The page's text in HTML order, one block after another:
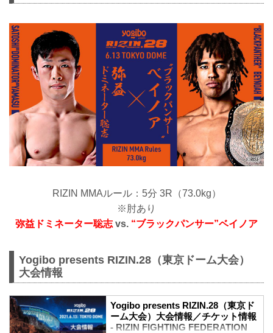
RIZIN MMAルール：5分 3R（73.0kg）
※肘あり
弥益ドミネーター聡志 vs. “ブラックパンサー”ベイノア
Yogibo presents RIZIN.28（東京ドーム大会）
大会情報
Yogibo presents RIZIN.28（東京ド
ーム大会）大会情報／チケット情報
- RIZIN FIGHTING FEDERATION